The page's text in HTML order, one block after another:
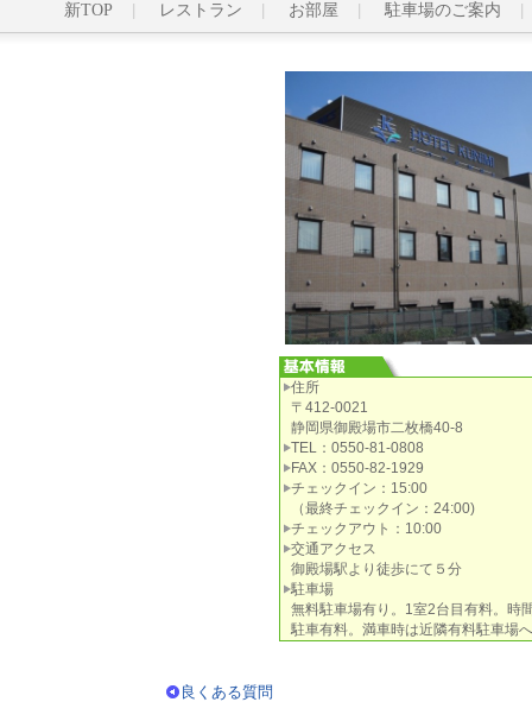
新TOP レストラン お部屋 駐車場のご案内
住所
〒412-0021
静岡県御殿場市二枚橋40-8
TEL：0550-81-0808
FAX：0550-82-1929
チェックイン：15:00
（最終チェックイン：24:00)
チェックアウト：10:00
交通アクセス
御殿場駅より徒歩にて５分
駐車場
無料駐車場有り。1室2台目有料。時
駐車有料。満車時は近隣有料駐車場
良くある質問